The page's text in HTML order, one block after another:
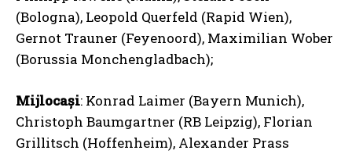
(Bologna), Leopold Querfeld (Rapid Wien),
Gernot Trauner (Feyenoord), Maximilian Wober
(Borussia Monchengladbach);
Mijlocași: Konrad Laimer (Bayern Munich),
Christoph Baumgartner (RB Leipzig), Florian
Grillitsch (Hoffenheim), Alexander Prass